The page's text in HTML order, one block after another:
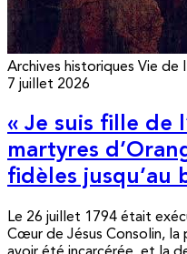
Archives historiques Vie de
7 juillet 2026
« Je suis fille de
martyres
fidèles jusqu’au
Le 26 juillet 1794 était
Cœur de Jésus Consolin, la